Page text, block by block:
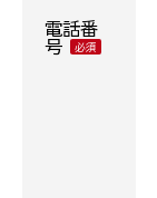
電話番
号